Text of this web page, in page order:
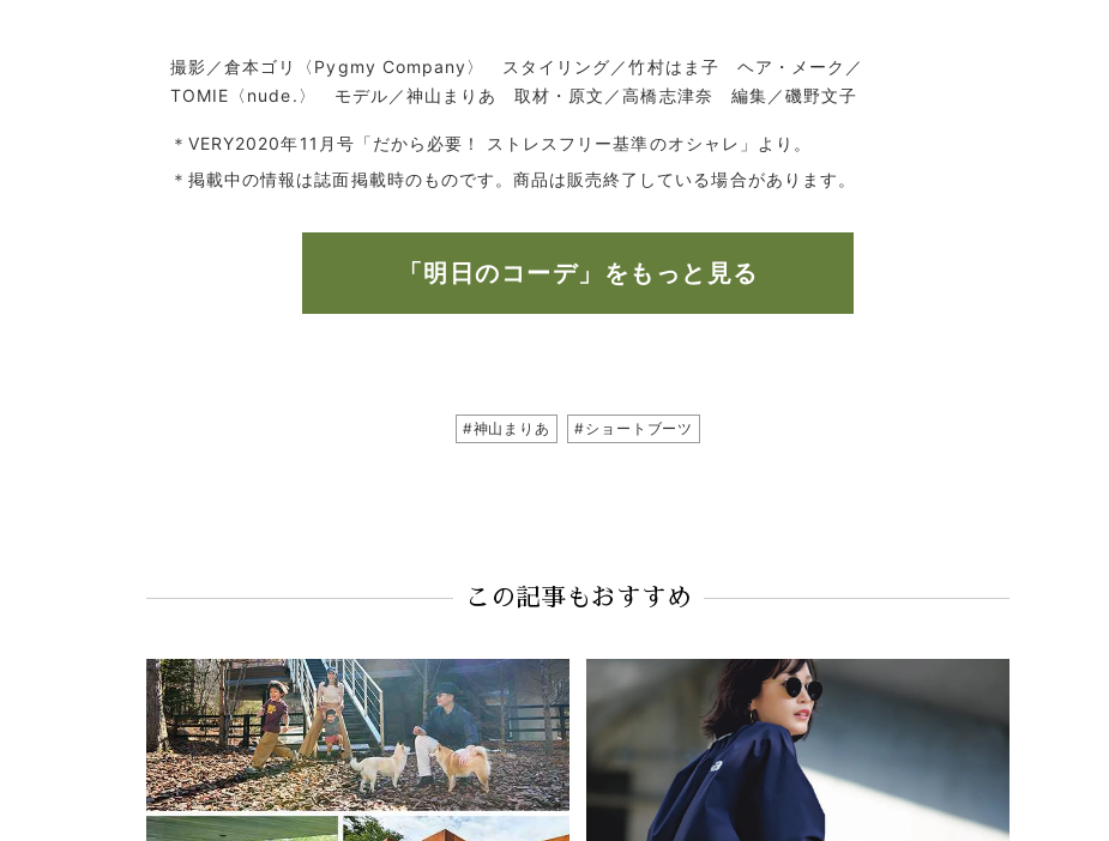
撮影／倉本ゴリ〈Pygmy Company〉 スタイリング／竹村はま子 ヘア・メーク／
TOMIE〈nude.〉 モデル／神山まりあ 取材・原文／高橋志津奈 編集／磯野文子
＊VERY2020年11月号「だから必要！ ストレスフリー基準のオシャレ」より。
＊掲載中の情報は誌面掲載時のものです。商品は販売終了している場合があります。
「明日のコーデ」をもっと見る
#神山まりあ #ショートブーツ
この記事もおすすめ